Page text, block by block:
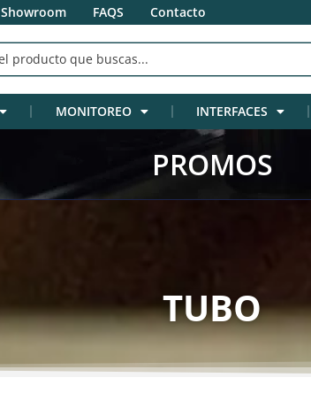
Showroom FAQS Contacto
MONITOREO INTERFACES
PROMOS
TUBO